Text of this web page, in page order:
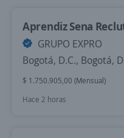
Aprendiz Sena
GRUPO EXPRO
Bogotá, D.C., Bogotá,
$ 1.750.905,00 (Mensual)
Hace 2 horas